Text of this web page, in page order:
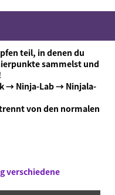
teil, in denen du
sammelst und
→ Ninja-Lab → Ninjala-
von den normalen
verschiedene